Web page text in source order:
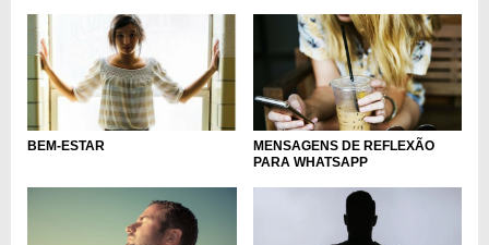
BEM-ESTAR
MENSAGENS DE REFLEXÃO
PARA WHATSAPP